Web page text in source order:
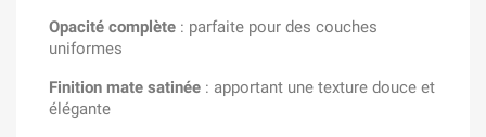
Opacité complète : parfaite pour des couches
uniformes
Finition mate satinée : apportant une texture douce et
élégante